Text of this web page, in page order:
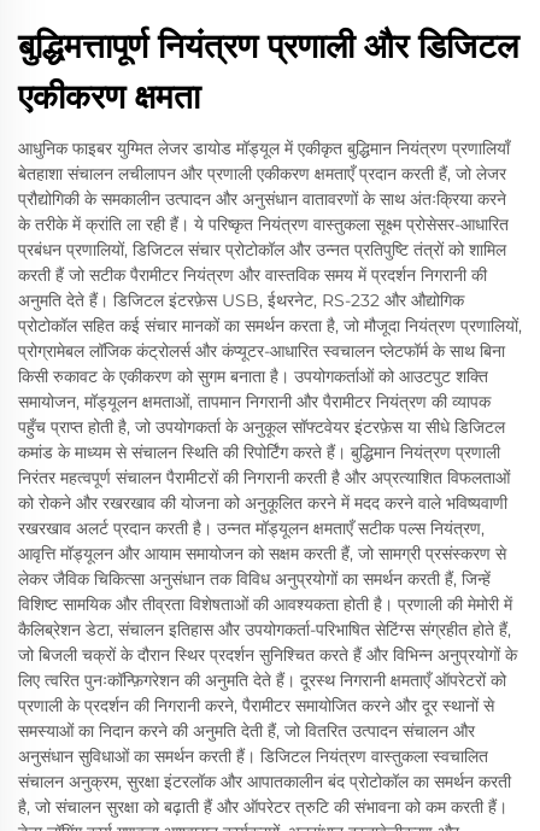
बुद्धिमत्तापूर्ण नियंत्रण प्रणाली और डिजिटल
एकीकरण क्षमता
आधुनिक फाइबर युग्मित लेजर डायोड मॉड्यूल में एकीकृत बुद्धिमान नियंत्रण प्रणालियाँ
बेतहाशा संचालन लचीलापन और प्रणाली एकीकरण क्षमताएँ प्रदान करती हैं, जो लेजर
प्रौद्योगिकी के समकालीन उत्पादन और अनुसंधान वातावरणों के साथ अंतःक्रिया करने
के तरीके में क्रांति ला रही हैं। ये परिष्कृत नियंत्रण वास्तुकला सूक्ष्म प्रोसेसर-आधारित
प्रबंधन प्रणालियों, डिजिटल संचार प्रोटोकॉल और उन्नत प्रतिपुष्टि तंत्रों को शामिल
करती हैं जो सटीक पैरामीटर नियंत्रण और वास्तविक समय में प्रदर्शन निगरानी की
अनुमति देते हैं। डिजिटल इंटरफ़ेस USB, ईथरनेट, RS-232 और औद्योगिक
प्रोटोकॉल सहित कई संचार मानकों का समर्थन करता है, जो मौजूदा नियंत्रण प्रणालियों,
प्रोग्रामेबल लॉजिक कंट्रोलर्स और कंप्यूटर-आधारित स्वचालन प्लेटफॉर्म के साथ बिना
किसी रुकावट के एकीकरण को सुगम बनाता है। उपयोगकर्ताओं को आउटपुट शक्ति
समायोजन, मॉड्यूलन क्षमताओं, तापमान निगरानी और पैरामीटर नियंत्रण की व्यापक
पहुँच प्राप्त होती है, जो उपयोगकर्ता के अनुकूल सॉफ्टवेयर इंटरफ़ेस या सीधे डिजिटल
कमांड के माध्यम से संचालन स्थिति की रिपोर्टिंग करते हैं। बुद्धिमान नियंत्रण प्रणाली
निरंतर महत्वपूर्ण संचालन पैरामीटरों की निगरानी करती है और अप्रत्याशित विफलताओं
को रोकने और रखरखाव की योजना को अनुकूलित करने में मदद करने वाले भविष्यवाणी
रखरखाव अलर्ट प्रदान करती है। उन्नत मॉड्यूलन क्षमताएँ सटीक पल्स नियंत्रण,
आवृत्ति मॉड्यूलन और आयाम समायोजन को सक्षम करती हैं, जो सामग्री प्रसंस्करण से
लेकर जैविक चिकित्सा अनुसंधान तक विविध अनुप्रयोगों का समर्थन करती हैं, जिन्हें
विशिष्ट सामयिक और तीव्रता विशेषताओं की आवश्यकता होती है। प्रणाली की मेमोरी में
कैलिब्रेशन डेटा, संचालन इतिहास और उपयोगकर्ता-परिभाषित सेटिंग्स संग्रहीत होते हैं,
जो बिजली चक्रों के दौरान स्थिर प्रदर्शन सुनिश्चित करते हैं और विभिन्न अनुप्रयोगों के
लिए त्वरित पुनःकॉन्फ़िगरेशन की अनुमति देते हैं। दूरस्थ निगरानी क्षमताएँ ऑपरेटरों को
प्रणाली के प्रदर्शन की निगरानी करने, पैरामीटर समायोजित करने और दूर स्थानों से
समस्याओं का निदान करने की अनुमति देती हैं, जो वितरित उत्पादन संचालन और
अनुसंधान सुविधाओं का समर्थन करती हैं। डिजिटल नियंत्रण वास्तुकला स्वचालित
संचालन अनुक्रम, सुरक्षा इंटरलॉक और आपातकालीन बंद प्रोटोकॉल का समर्थन करती
है, जो संचालन सुरक्षा को बढ़ाती हैं और ऑपरेटर त्रुटि की संभावना को कम करती हैं।